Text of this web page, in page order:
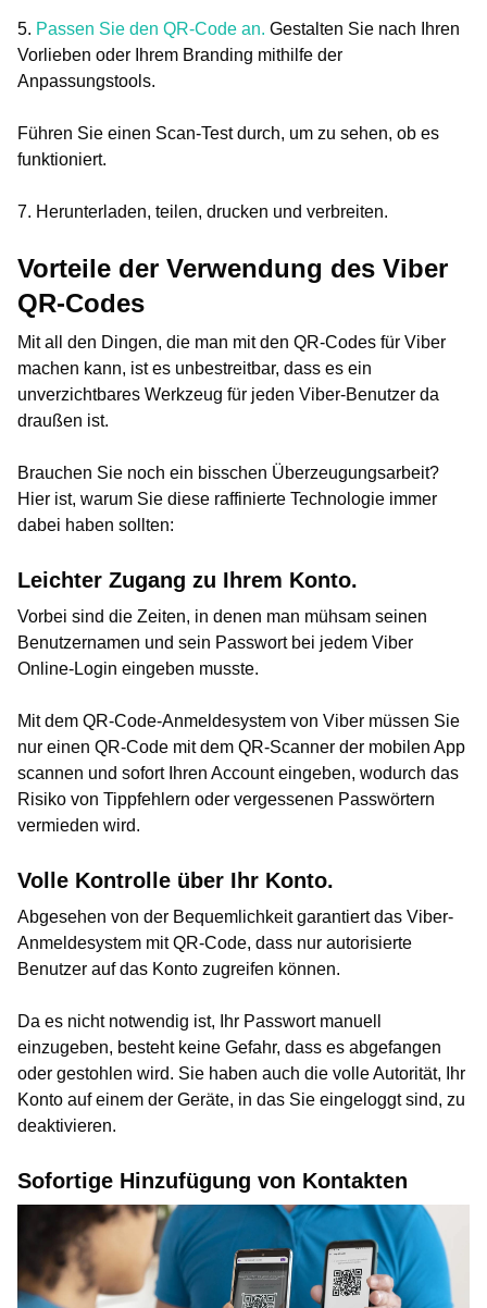
5. Passen Sie den QR-Code an. Gestalten Sie nach Ihren
Vorlieben oder Ihrem Branding mithilfe der
Anpassungstools.
Führen Sie einen Scan-Test durch, um zu sehen, ob es
funktioniert.
7. Herunterladen, teilen, drucken und verbreiten.
Vorteile der Verwendung des Viber
QR-Codes
Mit all den Dingen, die man mit den QR-Codes für Viber
machen kann, ist es unbestreitbar, dass es ein
unverzichtbares Werkzeug für jeden Viber-Benutzer da
draußen ist.
Brauchen Sie noch ein bisschen Überzeugungsarbeit?
Hier ist, warum Sie diese raffinierte Technologie immer
dabei haben sollten:
Leichter Zugang zu Ihrem Konto.
Vorbei sind die Zeiten, in denen man mühsam seinen
Benutzernamen und sein Passwort bei jedem Viber
Online-Login eingeben musste.
Mit dem QR-Code-Anmeldesystem von Viber müssen Sie
nur einen QR-Code mit dem QR-Scanner der mobilen App
scannen und sofort Ihren Account eingeben, wodurch das
Risiko von Tippfehlern oder vergessenen Passwörtern
vermieden wird.
Volle Kontrolle über Ihr Konto.
Abgesehen von der Bequemlichkeit garantiert das Viber-
Anmeldesystem mit QR-Code, dass nur autorisierte
Benutzer auf das Konto zugreifen können.
Da es nicht notwendig ist, Ihr Passwort manuell
einzugeben, besteht keine Gefahr, dass es abgefangen
oder gestohlen wird. Sie haben auch die volle Autorität, Ihr
Konto auf einem der Geräte, in das Sie eingeloggt sind, zu
deaktivieren.
Sofortige Hinzufügung von Kontakten